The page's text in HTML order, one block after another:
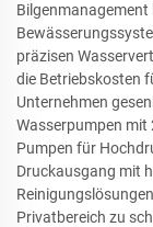
präzisen
die Betriebskosten
Unternehmen
Wasserpumpen mit
Pumpen für
Druckausgang mit
Privatbereich zu